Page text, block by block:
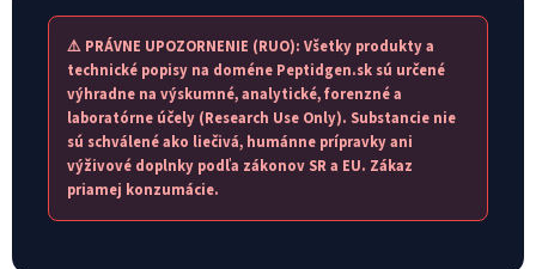
⚠️ PRÁVNE UPOZORNENIE (RUO): Všetky produkty a
technické popisy na doméne Peptidgen.sk sú určené
výhradne na výskumné, analytické, forenzné a
laboratórne účely (Research Use Only). Substancie nie
sú schválené ako liečivá, humánne prípravky ani
výživové doplnky podľa zákonov SR a EU. Zákaz
priamej konzumácie.